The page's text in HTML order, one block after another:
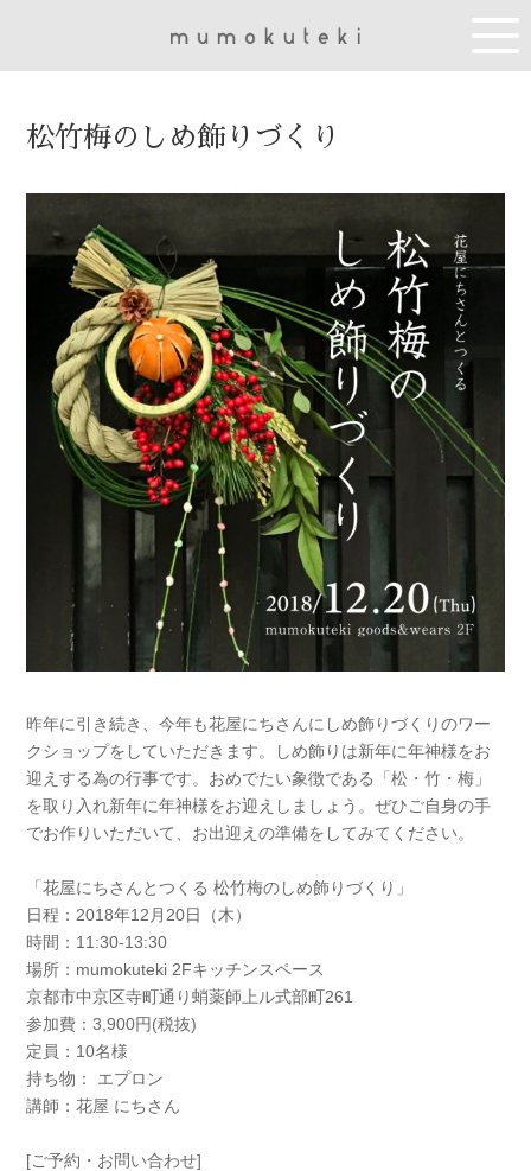
松竹梅のしめ飾りづくり
昨年に引き続き、今年も花屋にちさんにしめ飾りづくりのワー
クショップをしていただきます。しめ飾りは新年に年神様をお
迎えする為の行事です。おめでたい象徴である「松・竹・梅」
を取り入れ新年に年神様をお迎えしましょう。ぜひご自身の手
でお作りいただいて、お出迎えの準備をしてみてください。
「花屋にちさんとつくる 松竹梅のしめ飾りづくり」
日程：2018年12月20日（木）
時間：11:30-13:30
場所：mumokuteki 2Fキッチンスペース
京都市中京区寺町通り蛸薬師上ル式部町261
参加費：3,900円(税抜)
定員：10名様
持ち物： エプロン
講師：花屋 にちさん
[ご予約・お問い合わせ]